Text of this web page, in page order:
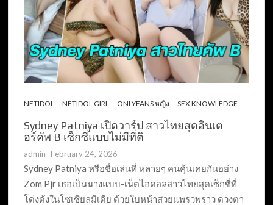
NETIDOL NETIDOL GIRL ONLYFANS หญิง SEX KNOWLEDGE
Sydney Patniya เปิดวาร์ป สาวไทยสุดอินเต
อร์คัพ B เซ็กซี่แบบไม่มีที่ติ
admin February 24, 2026
Sydney Patniya หรือชื่อเล่นที่ หลายๆ คนคุ้นเคยกันอย่าง
Zom Pjr เธอเป็นนางแบบ-เน็ตไอดอลสาวไทยสุดเซ็กซี่ที่
โด่งดังในโซเชียลมีเดีย ด้วยใบหน้าสวยแพรวพราว ดวงตา